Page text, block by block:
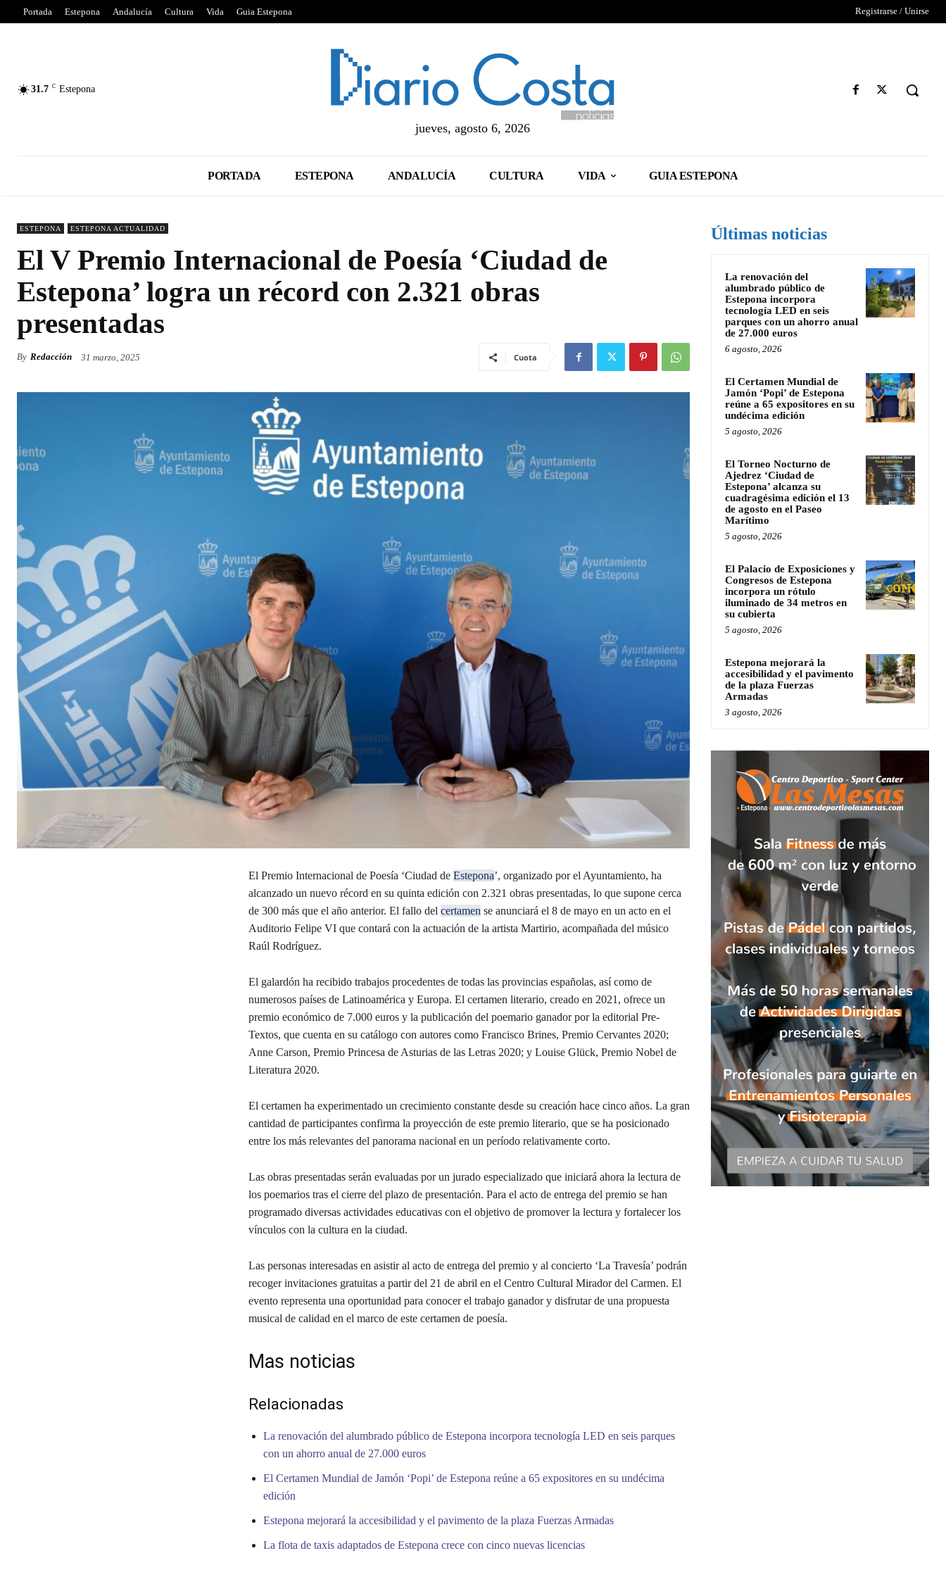
Portada Estepona Andalucía Cultura Vida Guia Estepona Registrarse / Unirse
31.7 C Estepona
jueves, agosto 6, 2026
PORTADA ESTEPONA ANDALUCÍA CULTURA VIDA GUIA ESTEPONA
ESTEPONA ESTEPONA ACTUALIDAD
El V Premio Internacional de Poesía ‘Ciudad de
Estepona’ logra un récord con 2.321 obras
presentadas
By Redacción 31 marzo, 2025 Cuota
El Premio Internacional de Poesía ‘Ciudad de Estepona’, organizado por el Ayuntamiento, ha
alcanzado un nuevo récord en su quinta edición con 2.321 obras presentadas, lo que supone cerca
de 300 más que el año anterior. El fallo del certamen se anunciará el 8 de mayo en un acto en el
Auditorio Felipe VI que contará con la actuación de la artista Martirio, acompañada del músico
Raúl Rodríguez.
El galardón ha recibido trabajos procedentes de todas las provincias españolas, así como de
numerosos países de Latinoamérica y Europa. El certamen literario, creado en 2021, ofrece un
premio económico de 7.000 euros y la publicación del poemario ganador por la editorial Pre-
Textos, que cuenta en su catálogo con autores como Francisco Brines, Premio Cervantes 2020;
Anne Carson, Premio Princesa de Asturias de las Letras 2020; y Louise Glück, Premio Nobel de
Literatura 2020.
El certamen ha experimentado un crecimiento constante desde su creación hace cinco años. La gran
cantidad de participantes confirma la proyección de este premio literario, que se ha posicionado
entre los más relevantes del panorama nacional en un período relativamente corto.
Las obras presentadas serán evaluadas por un jurado especializado que iniciará ahora la lectura de
los poemarios tras el cierre del plazo de presentación. Para el acto de entrega del premio se han
programado diversas actividades educativas con el objetivo de promover la lectura y fortalecer los
vínculos con la cultura en la ciudad.
Las personas interesadas en asistir al acto de entrega del premio y al concierto ‘La Travesía’ podrán
recoger invitaciones gratuitas a partir del 21 de abril en el Centro Cultural Mirador del Carmen. El
evento representa una oportunidad para conocer el trabajo ganador y disfrutar de una propuesta
musical de calidad en el marco de este certamen de poesía.
Mas noticias
Relacionadas
La renovación del alumbrado público de Estepona incorpora tecnología LED en seis parques
con un ahorro anual de 27.000 euros
El Certamen Mundial de Jamón ‘Popi’ de Estepona reúne a 65 expositores en su undécima
edición
Estepona mejorará la accesibilidad y el pavimento de la plaza Fuerzas Armadas
La flota de taxis adaptados de Estepona crece con cinco nuevas licencias
Últimas noticias
La renovación del
alumbrado público de
Estepona incorpora
tecnología LED en seis
parques con un ahorro anual
de 27.000 euros
6 agosto, 2026
El Certamen Mundial de
Jamón ‘Popi’ de Estepona
reúne a 65 expositores en su
undécima edición
5 agosto, 2026
El Torneo Nocturno de
Ajedrez ‘Ciudad de
Estepona’ alcanza su
cuadragésima edición el 13
de agosto en el Paseo
Marítimo
5 agosto, 2026
El Palacio de Exposiciones y
Congresos de Estepona
incorpora un rótulo
iluminado de 34 metros en
su cubierta
5 agosto, 2026
Estepona mejorará la
accesibilidad y el pavimento
de la plaza Fuerzas
Armadas
3 agosto, 2026